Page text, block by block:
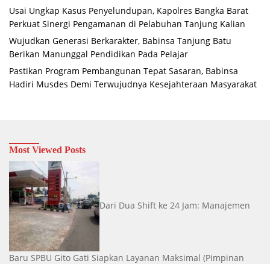
Usai Ungkap Kasus Penyelundupan, Kapolres Bangka Barat
Perkuat Sinergi Pengamanan di Pelabuhan Tanjung Kalian
Wujudkan Generasi Berkarakter, Babinsa Tanjung Batu
Berikan Manunggal Pendidikan Pada Pelajar
Pastikan Program Pembangunan Tepat Sasaran, Babinsa
Hadiri Musdes Demi Terwujudnya Kesejahteraan Masyarakat
Most Viewed Posts
Dari Dua Shift ke 24 Jam: Manajemen
Baru SPBU Gito Gati Siapkan Layanan Maksimal (Pimpinan